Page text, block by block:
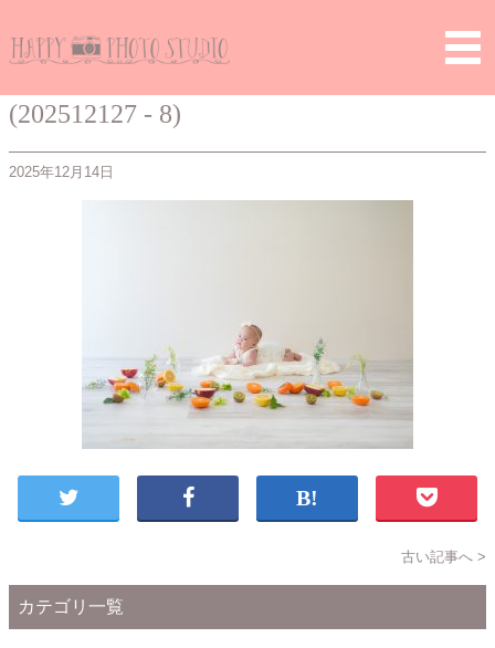
(202512127 - 8)
2025年12月14日
古い記事へ >
カテゴリ一覧